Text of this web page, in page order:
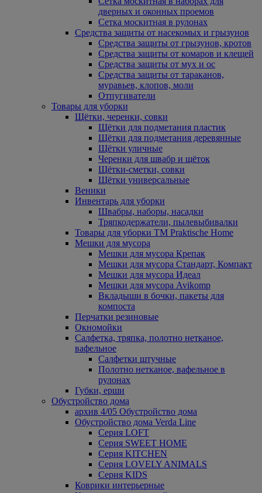
дверных и оконных проемов
Сетка москитная в рулонах
Средства защиты от насекомых и грызунов
Средства защиты от грызунов, кротов
Средства защиты от комаров и клещей
Средства защиты от мух и ос
Средства защиты от тараканов,
муравьев, клопов, моли
Отпугиватели
Товары для уборки
Щётки, черенки, совки
Щётки для подметания пластик
Щётки для подметания деревянные
Щётки уличные
Черенки для швабр и щёток
Щётки-сметки, совки
Щётки универсальные
Веники
Инвентарь для уборки
Швабры, наборы, насадки
Тряпкодержатели, пылевыбивалки
Товары для уборки ТМ Praktische Home
Мешки для мусора
Мешки для мусора Крепак
Мешки для мусора Стандарт, Компакт
Мешки для мусора Идеал
Мешки для мусора Avikomp
Вкладыши в бочки, пакеты для
компоста
Перчатки резиновые
Окномойки
Салфетка, тряпка, полотно нетканое,
вафельное
Салфетки штучные
Полотно нетканое, вафельное в
рулонах
Губки, ерши
Обустройство дома
архив 4/05 Обустройство дома
Обустройство дома Verda Line
Серия LOFT
Серия SWEET HOME
Серия KITCHEN
Серия LOVELY ANIMALS
Серия KIDS
Коврики интерьерные